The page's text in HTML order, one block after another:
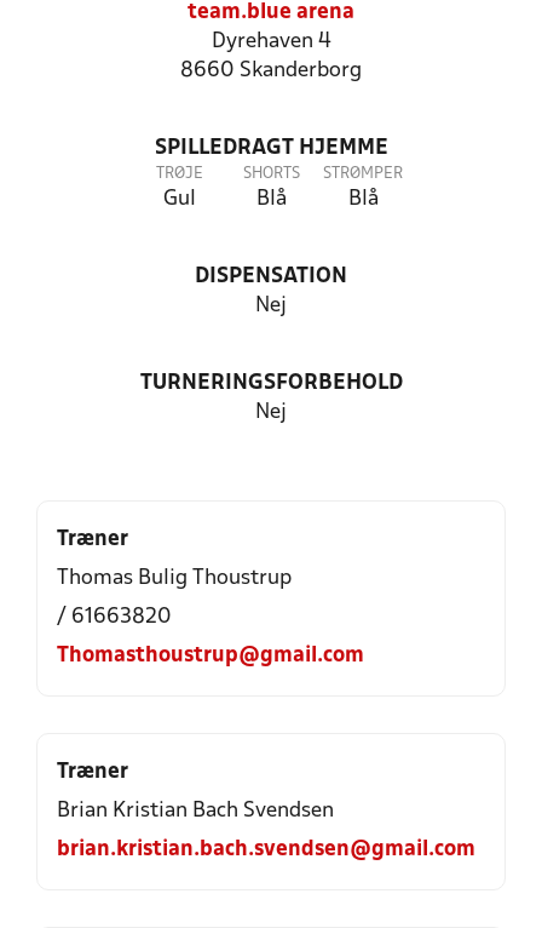
team.blue arena
Dyrehaven 4
8660 Skanderborg
SPILLEDRAGT HJEMME
TRØJE
Gul
SHORTS
Blå
STRØMPER
Blå
DISPENSATION
Nej
TURNERINGSFORBEHOLD
Nej
Træner
Thomas Bulig Thoustrup
/ 61663820
Thomasthoustrup@gmail.com
Træner
Brian Kristian Bach Svendsen
brian.kristian.bach.svendsen@gmail.com